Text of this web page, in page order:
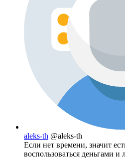
aleks-th @aleks-th
Если нет времени, значит
воспользоваться деньгами